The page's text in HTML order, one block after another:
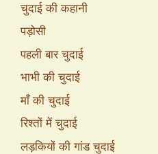
चुदाई की कहानी
पड़ोसी
पहली बार चुदाई
भाभी की चुदाई
माँ की चुदाई
रिश्तों में चुदाई
लड़कियों की गांड चुदाई